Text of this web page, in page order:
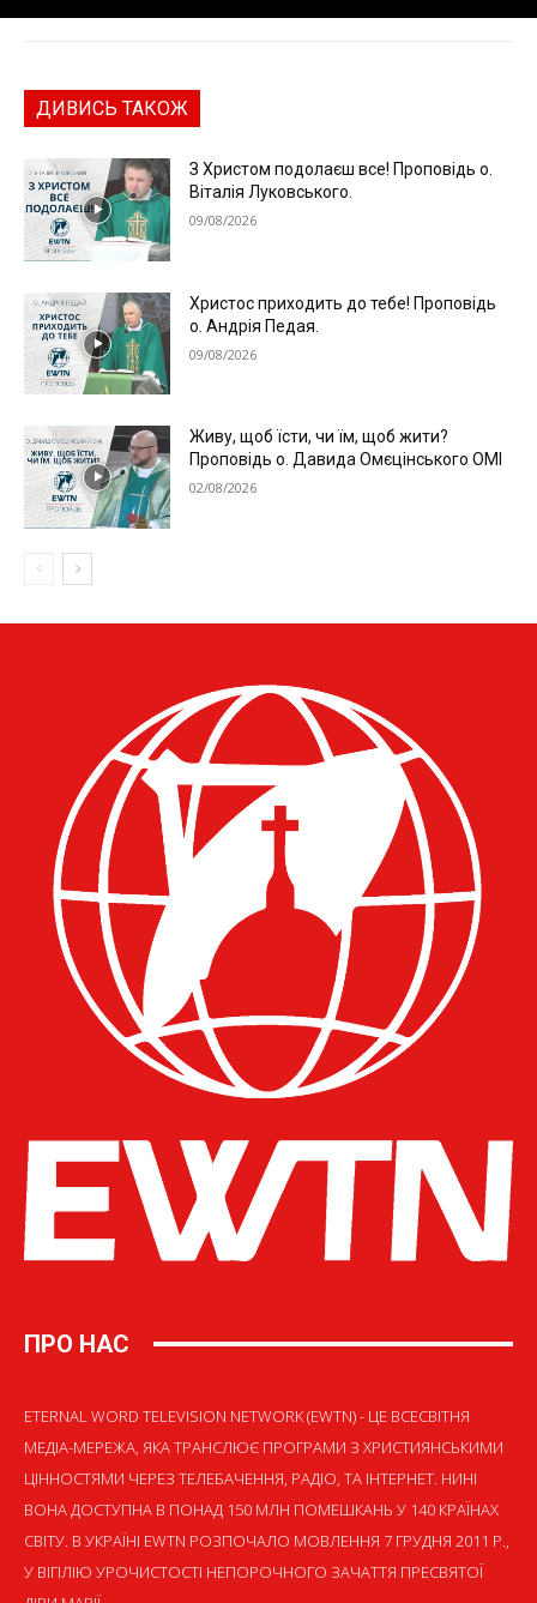
ПРО НАС
ETERNAL WORD TELEVISION NETWORK (EWTN) - ЦЕ ВСЕСВІТНЯ
МЕДІА-МЕРЕЖА, ЯКА ТРАНСЛЮЄ ПРОГРАМИ З ХРИСТИЯНСЬКИМИ
ЦІННОСТЯМИ ЧЕРЕЗ ТЕЛЕБАЧЕННЯ, РАДІО, ТА ІНТЕРНЕТ. НИНІ
ВОНА ДОСТУПНА В ПОНАД 150 МЛН ПОМЕШКАНЬ У 140 КРАЇНАХ
СВІТУ. В УКРАЇНІ EWTN РОЗПОЧАЛО МОВЛЕННЯ 7 ГРУДНЯ 2011 Р.,
У ВІГІЛІЮ УРОЧИСТОСТІ НЕПОРОЧНОГО ЗАЧАТТЯ ПРЕСВЯТОЇ